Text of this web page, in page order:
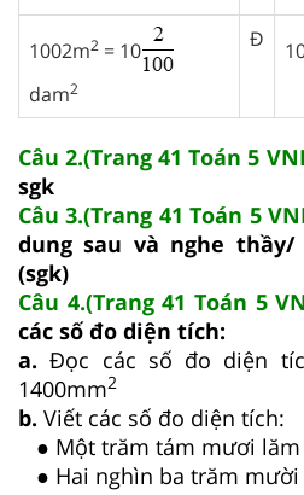
1002m2 = 10
dam2
Đ
Câu 2.(Trang 41 Toán 5
sgk
Câu 3.(Trang 41 Toán 5
dung sau và nghe
(sgk)
Câu 4.(Trang 41 Toán 5
các số đo diện tích:
a. Đọc các số đo diện
1400mm2
b. Viết các số đo diện tích:
● Một trăm tám mươi
● Hai nghìn ba trăm